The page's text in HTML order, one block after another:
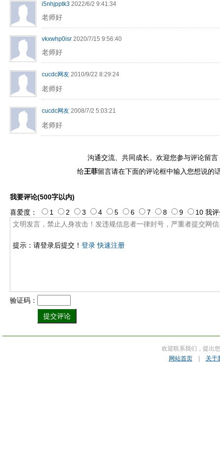
i5nhjpptk3 2022/6/2 9:41:34
老师好
vkxwhp0isr 2020/7/15 9:56:40
老师好
cucdc网友 2010/9/22 8:29:24
老师好
cucdc网友 2008/7/2 5:03:21
老师好
沟通交流、共同成长。欢迎您参与评论留言
给王菲留言请在下面的评论框中输入您想说的
我要评论(500字以内)
提示：请登录后提交！ 登录 快速注册
喜爱度： 1 2 3 4 5 6 7 8 9 10 我评
验证码：
欢迎联系我们，提出
网站首页| 关于